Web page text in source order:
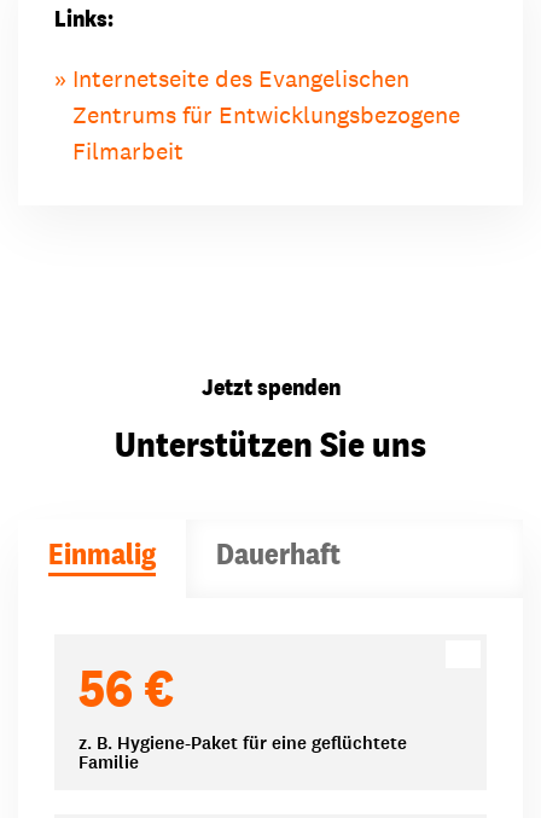
Links:
Internetseite des Evangelischen
Zentrums für Entwicklungsbezogene
Filmarbeit
Jetzt spenden
Unterstützen Sie uns
Einmalig Dauerhaft
56 €
z. B. Hygiene-Paket für eine geflüchtete
Familie